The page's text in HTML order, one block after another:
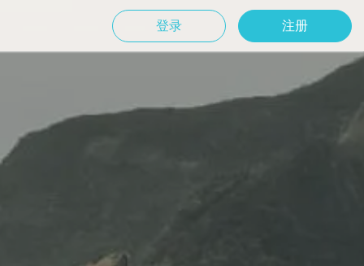
登录 注册